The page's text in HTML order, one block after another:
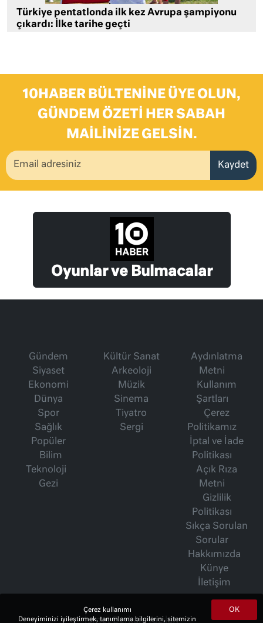
Türkiye pentatlonda ilk kez Avrupa şampiyonu
çıkardı: İlke tarihe geçti
10HABER BÜLTENINE ÜYE OLUN,
GÜNDEM ÖZETI HER SABAH
MAILINIZE GELSIN.
Kaydet
Oyunlar ve Bulmacalar
Gündem
Siyaset
Ekonomi
Dünya
Spor
Sağlık
Popüler
Bilim
Teknoloji
Gezi
Kültür Sanat
Arkeoloji
Müzik
Sinema
Tiyatro
Sergi
Aydınlatma
Metni
Kullanım
Şartları
Çerez
Politikamız
İptal ve İade
Politikası
Açık Rıza
Metni
Gizlilik
Politikası
Sıkça Sorulan
Sorular
Hakkımızda
Künye
İletişim
İsmet Berkan Yazıları
OK
Çerez kullanımı
Deneyiminizi iyileştirmek, tanımlama bilgilerini, sitemizin